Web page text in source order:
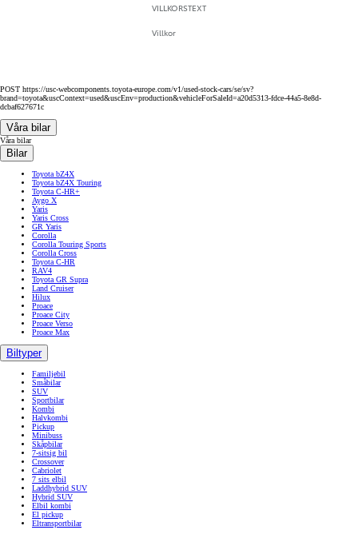
VILLKORSTEXT
Villkor
POST https://usc-webcomponents.toyota-europe.com/v1/used-stock-cars/se/sv?
brand=toyota&uscContext=used&uscEnv=production&vehicleForSaleId=a20d5313-fdce-44a5-8e8d-
dcbaf627671c
Våra bilar
Våra bilar
Bilar
Toyota bZ4X
Toyota bZ4X Touring
Toyota C-HR+
Aygo X
Yaris
Yaris Cross
GR Yaris
Corolla
Corolla Touring Sports
Corolla Cross
Toyota C-HR
RAV4
Toyota GR Supra
Land Cruiser
Hilux
Proace
Proace City
Proace Verso
Proace Max
Biltyper
Familjebil
Småbilar
SUV
Sportbilar
Kombi
Halvkombi
Pickup
Minibuss
Skåpbilar
7-sitsig bil
Crossover
Cabriolet
7 sits elbil
Laddhybrid SUV
Hybrid SUV
Elbil kombi
El pickup
Eltransportbilar